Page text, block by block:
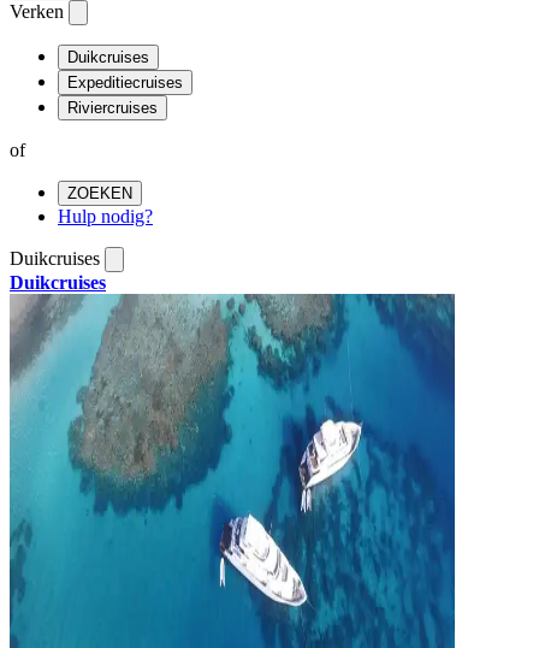
Verken
Duikcruises
Expeditiecruises
Riviercruises
of
ZOEKEN
Hulp nodig?
Duikcruises
Duikcruises